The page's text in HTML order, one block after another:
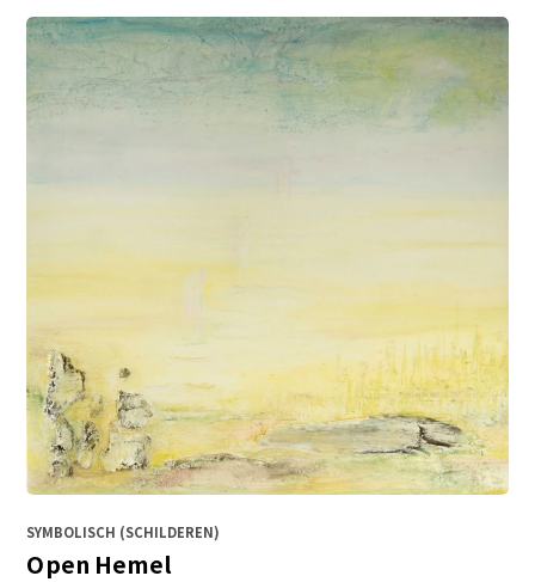
SYMBOLISCH (SCHILDEREN)
Open Hemel